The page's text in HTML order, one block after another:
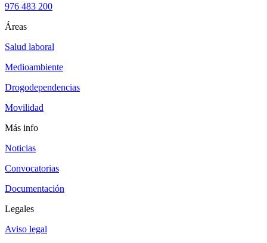
976 483 200
Áreas
Salud laboral
Medioambiente
Drogodependencias
Movilidad
Más info
Noticias
Convocatorias
Documentación
Legales
Aviso legal